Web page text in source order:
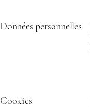
Données personnelles
Cookies